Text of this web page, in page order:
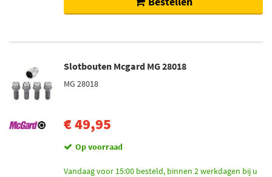
Slotbouten Mcgard MG 28018
MG 28018
€ 49,95
Op voorraad
Vandaag voor 15:00 besteld, binnen 2 werkdagen bij u